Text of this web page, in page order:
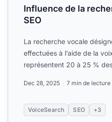
Influence de la
SEO
La recherche vocale
effectuées à l’aide de la
représentent 20 à 25 %
Dec 28, 2025 7 min de lecture
VoiceSearch SEO +3